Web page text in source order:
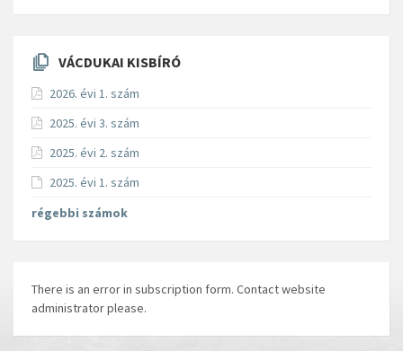
VÁCDUKAI KISBÍRÓ
2026. évi 1. szám
2025. évi 3. szám
2025. évi 2. szám
2025. évi 1. szám
régebbi számok
There is an error in subscription form. Contact website
administrator please.